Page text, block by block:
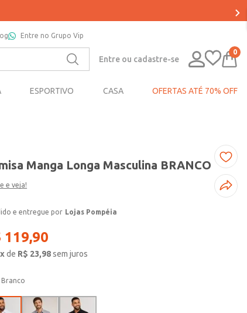
Entre no Grupo Vip
Entre ou cadastre-se
0
ESPORTIVO CASA OFERTAS ATÉ 70% OFF
Manga Longa Masculina BRANCO
e veja!
Lojas Pompéia
119,90
xde R$ 23,98sem juros
Branco